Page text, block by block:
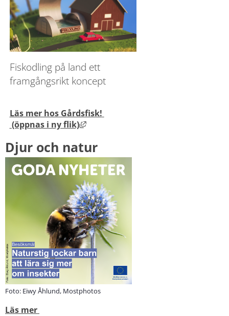
Fiskodling på land ett
framgångsrikt koncept
Läs mer hos Gårdsfisk!
(öppnas i ny flik) Länk till annan webbplats, öppnas i
Djur och natur
Foto: Eiwy Åhlund, Mostphotos
Läs mer